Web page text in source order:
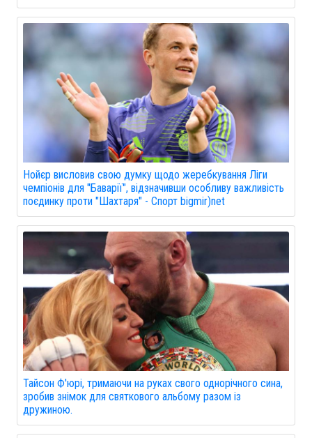
Нойєр висловив свою думку щодо жеребкування Ліги
чемпіонів для "Баварії", відзначивши особливу важливість
поєдинку проти "Шахтаря" - Спорт bigmir)net
Тайсон Ф'юрі, тримаючи на руках свого однорічного сина,
зробив знімок для святкового альбому разом із
дружиною.